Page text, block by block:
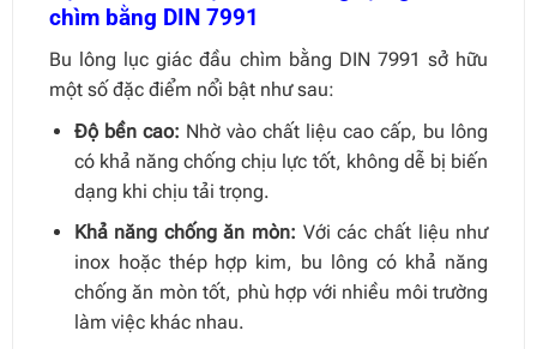
chìm bằng DIN 7991
Bu lông lục giác đầu chìm bằng DIN 7991 sở hữu
một số đặc điểm nổi bật như sau:
Độ bền cao: Nhờ vào chất liệu cao cấp, bu lông
có khả năng chống chịu lực tốt, không dễ bị biến
dạng khi chịu tải trọng.
Khả năng chống ăn mòn: Với các chất liệu như
inox hoặc thép hợp kim, bu lông có khả năng
chống ăn mòn tốt, phù hợp với nhiều môi trường
làm việc khác nhau.